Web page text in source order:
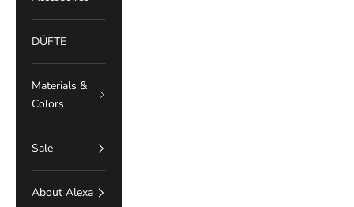
DÜFTE
Materials &
Colors
Sale
About Alexa